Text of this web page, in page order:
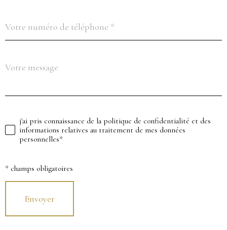
s
R
O
N
S
*
Message
Validation
j'ai pris connaissance de la politique de confidentialité et des
informations relatives au traitement de mes données
personnelles*
* champs obligatoires
Envoyer